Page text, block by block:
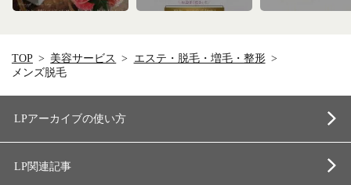
TOP 美容サービス
エステ・脱毛・増毛・整形
メンズ脱毛
LPアーカイブの使い方
LP関連記事